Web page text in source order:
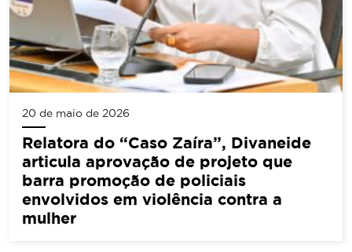
20 de maio de 2026
Relatora do “Caso Zaíra”, Divaneide
articula aprovação de projeto que
barra promoção de policiais
envolvidos em violência contra a
mulher